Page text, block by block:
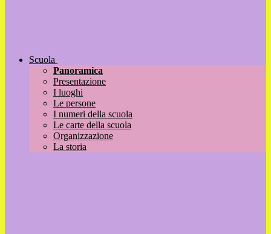
Scuola
Panoramica
Presentazione
I luoghi
Le persone
I numeri della scuola
Le carte della scuola
Organizzazione
La storia